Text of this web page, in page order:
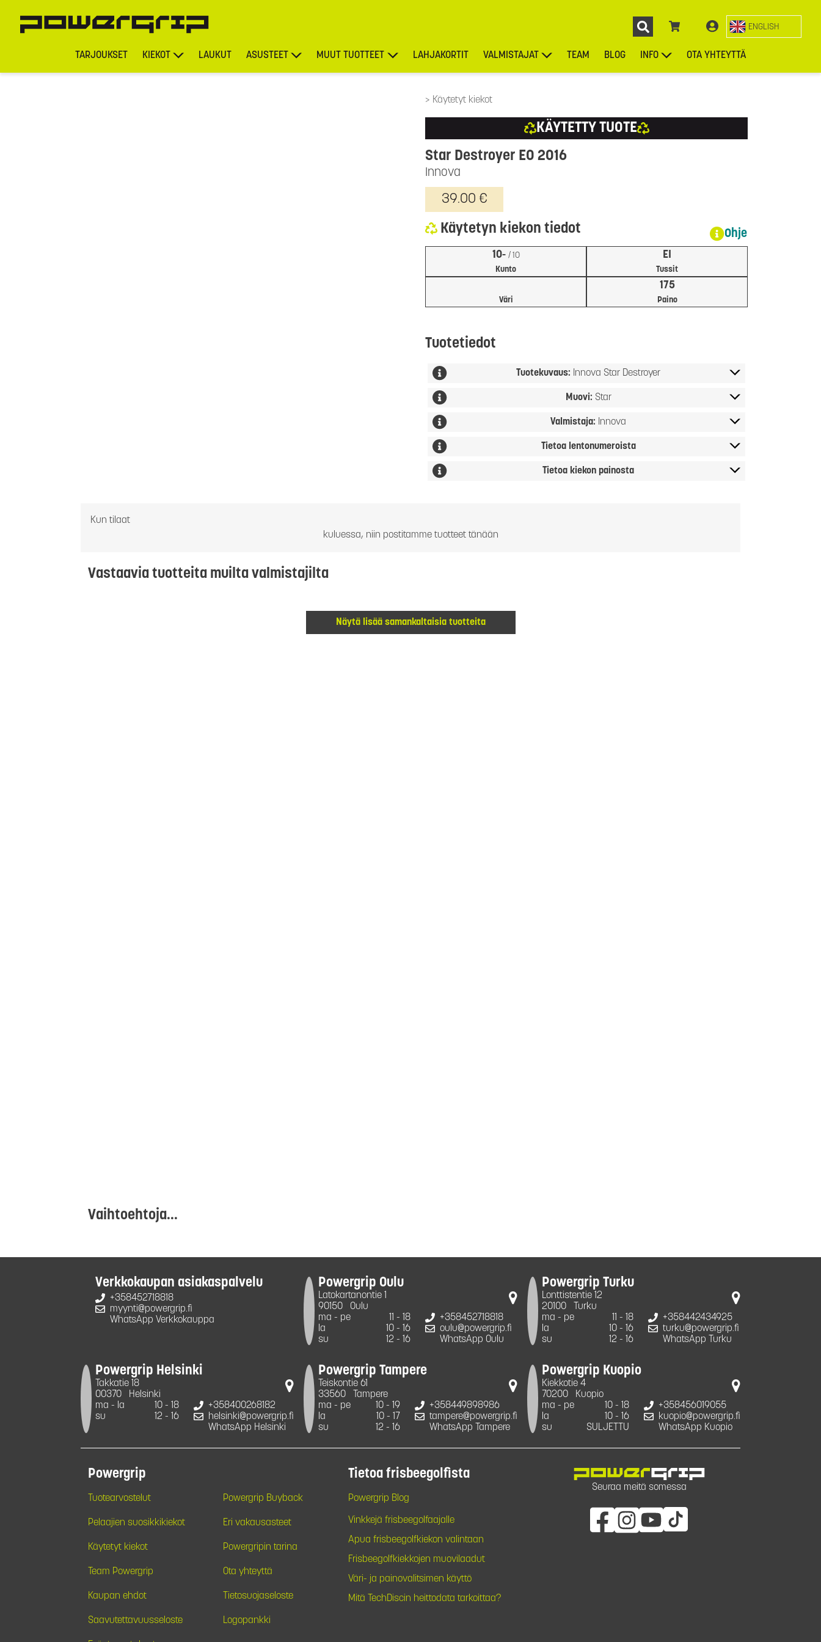
ENGLISH
TARJOUKSET KIEKOT LAUKUT ASUSTEET MUUT TUOTTEET LAHJAKORTIT VALMISTAJAT TEAM BLOG INFO OTA YHTEYTTÄ
Käytetyt kiekot
KÄYTETTY TUOTE
Innova
Star Destroyer EO 2016
39.00 €
Käytetyn kiekon tiedot Ohje
Kunto
10- / 10
Tussit
EI
Väri Paino
175
Tuotetiedot
Tuotekuvaus: Innova Star Destroyer
Muovi: Star
Valmistaja: Innova
Tietoa lentonumeroista
Tietoa kiekon painosta
Kun tilaat
kuluessa, niin postitamme tuotteet tänään
Vastaavia tuotteita muilta valmistajilta
Näytä lisää samankaltaisia tuotteita
Vaihtoehtoja...
Verkkokaupan asiakaspalvelu
+358452718818
myynti@powergrip.fi
WhatsApp Verkkokauppa
Powergrip Oulu
Latokartanontie 1
90150
Oulu
ma - pe
11 - 18
la
10 - 16
su
12 - 16
+358452718818
oulu@powergrip.fi
WhatsApp Oulu
Powergrip Turku
Lonttistentie 12
20100
Turku
ma - pe
11 - 18
la
10 - 16
su
12 - 16
+358442434925
turku@powergrip.fi
WhatsApp Turku
Powergrip Helsinki
Takkatie 18
00370
Helsinki
ma - la
10 - 18
su
12 - 16
+358400268182
helsinki@powergrip.fi
WhatsApp Helsinki
Powergrip Tampere
Teiskontie 61
33560
Tampere
ma - pe
10 - 19
la
10 - 17
su
12 - 16
+358449898986
tampere@powergrip.fi
WhatsApp Tampere
Powergrip Kuopio
Kiekkotie 4
70200
Kuopio
ma - pe
10 - 18
la
10 - 16
su
SULJETTU
+358456019055
kuopio@powergrip.fi
WhatsApp Kuopio
Powergrip
Tuotearvostelut Powergrip Buyback
Pelaajien suosikkikiekot Eri vakausasteet
Käytetyt kiekot Powergripin tarina
Team Powergrip Ota yhteyttä
Kaupan ehdot Tietosuojaseloste
Saavutettavuusseloste Logopankki
Tietoa frisbeegolfista
Powergrip Blog
Vinkkejä frisbeegolfaajalle
Apua frisbeegolfkiekon valintaan
Frisbeegolfkiekkojen muovilaadut
Väri- ja painovalitsimen käyttö
Mitä TechDiscin heittodata tarkoittaa?
Seuraa meitä somessa